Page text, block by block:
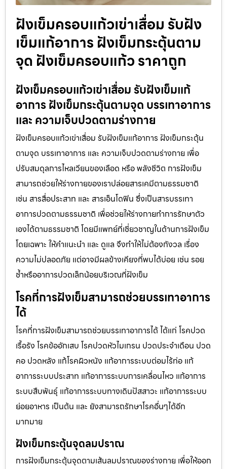
ฝังเข็มครอบแก้วเข่าเสื่อม รับฝัง
เข็มแก้อาการ ฝังเข็มกระตุ้นตาม
จุด ฝังเข็มครอบแก้ว ราคาถูก
ฝังเข็มครอบแก้วเข่าเสื่อม รับฝังเข็มแก้
อาการ ฝังเข็มกระตุ้นตามจุด บรรเทาอาการ
และ ความเจ็บปวดตามร่างกาย
ฝังเข็มครอบแก้วเข่าเสื่อม รับฝังเข็มแก้อาการ ฝังเข็มกระตุ้น
ตามจุด บรรเทาอาการ และ ความเจ็บปวดตามร่างกาย เพื่อ
ปรับสมดุลการไหลเวียนของเลือด หรือ พลังชีวิต การฝังเข็ม
สามารถช่วยให้ร่างกายของเราปล่อยสารเคมีตามธรรมชาติ
เช่น สารสื่อประสาท และ สารเอ็นโดฟิน ซึ่งเป็นสารบรรเทา
อาการปวดตามธรรมชาติ เพื่อช่วยให้ร่างกายทำการรักษาตัว
เองได้ตามธรรมชาติ โดยมีแพทย์ที่เชี่ยวชาญในด้านการฝังเข็ม
โดยเฉพาะ ให้คำแนะนำ และ ดูแล จึงทำให้ไม่ต้องกังวล เรื่อง
ความไม่ปลอดภัย แต่อาจมีผลข้างเคียงที่พบได้บ่อย เช่น รอย
ช้ำหรืออาการปวดเล็กน้อยบริเวณที่ฝังเข็ม
โรคที่การฝังเข็มสามารถช่วยบรรเทาอาการ
ได้
โรคที่การฝังเข็มสามารถช่วยบรรเทาอาการได้ ได้แก่ โรคปวด
เรื้อรัง โรคข้ออักเสบ โรคปวดหัวไมเกรน ปวดประจําเดือน ปวด
คอ ปวดหลัง แก้โรคผิวหนัง แก้อาการระบบต่อมไร้ท่อ แก้
อาการระบบประสาท แก้อาการระบบการเคลื่อนไหว แก้อาการ
ระบบสืบพันธุ์ แก้อาการระบบทางเดินปัสสาวะ แก้อาการระบบ
ย่อยอาหาร เป็นต้น และ ยังสามารถรักษาโรคอื่นๆได้อีก
มากมาย
ฝังเข็มกระตุ้นจุดลมปราณ
การฝังเข็มกระตุ้นจุดตามเส้นลมปราณของร่างกาย เพื่อให้ออก